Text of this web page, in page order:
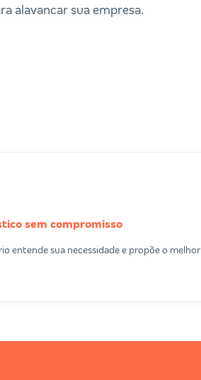
alavancar sua empresa.
sem compromisso
entende sua necessidade e propõe o melhor